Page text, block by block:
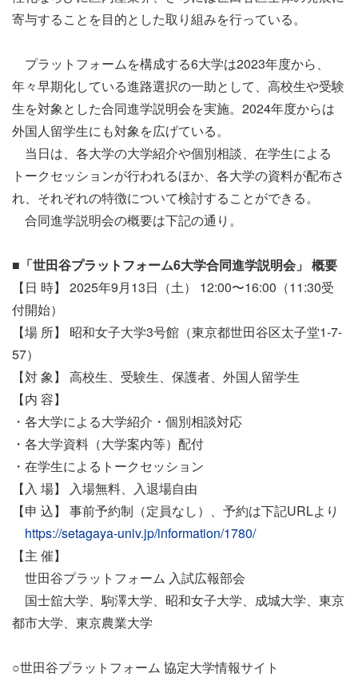
寄与することを目的とした取り組みを行っている。
プラットフォームを構成する6大学は2023年度から、
年々早期化している進路選択の一助として、高校生や受験
生を対象とした合同進学説明会を実施。2024年度からは
外国人留学生にも対象を広げている。
当日は、各大学の大学紹介や個別相談、在学生による
トークセッションが行われるほか、各大学の資料が配布さ
れ、それぞれの特徴について検討することができる。
合同進学説明会の概要は下記の通り。
■ 「世田谷プラットフォーム6大学合同進学説明会」 概要
【日 時】 2025年9月13日（土） 12:00〜16:00（11:30受
付開始）
【場 所】 昭和女子大学3号館（東京都世田谷区太子堂1-7-
57）
【対 象】 高校生、受験生、保護者、外国人留学生
【内 容】
・各大学による大学紹介・個別相談対応
・各大学資料（大学案内等）配付
・在学生によるトークセッション
【入 場】 入場無料、入退場自由
【申 込】 事前予約制（定員なし）、予約は下記URLより
https://setagaya-univ.jp/information/1780/
【主 催】
世田谷プラットフォーム 入試広報部会
国士舘大学、駒澤大学、昭和女子大学、成城大学、東京
都市大学、東京農業大学
○世田谷プラットフォーム 協定大学情報サイト